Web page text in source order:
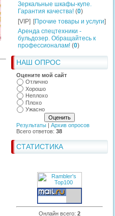
Зеркальные шкафы-купе.
Гарантия качества! (0)
[VIP] [Прочие товары и услуги]
Аренда спецтехники -
бульдозер. Обращайтесь к
профессионалам! (0)
НАШ ОПРОС
Оцените мой сайт
Отлично
Хорошо
Неплохо
Плохо
Ужасно
Результаты | Архив опросов
Всего ответов: 38
СТАТИСТИКА
Онлайн всего: 2